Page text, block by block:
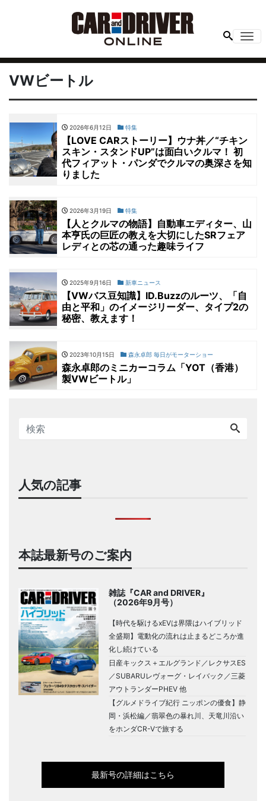
VWビートル
2026年6月12日 特集
【LOVE CARストーリー】ウナ丼／“チキン
スキン・スタンドUP”は面白いクルマ！ 初
代フィアット・パンダでクルマの奥深さを知
りました
2026年3月19日 特集
【人とクルマの物語】自動車エディター、山
本亨氏の巨匠の教えを大切にしたSRフェア
レディとの芯の通った趣味ライフ
2025年9月16日 新車ニュース
【VWバス豆知識】ID.Buzzのルーツ、「自
由と平和」のイメージリーダー、タイプ2の
秘密、教えます！
2023年10月15日 森永卓郎 毎日がモーターショー
森永卓郎のミニカーコラム「YOT（香港）
製VWビートル」
人気の記事
本誌最新号のご案内
雑誌『CAR and DRIVER』
（2026年9月号）
【時代を駆けるxEVは界隈はハイブリッド
全盛期】電動化の流れは止まるどころか進
化し続けている
日産キックス＋エルグランド／レクサスES
／SUBARUレヴォーグ・レイバック／三菱
アウトランダーPHEV 他
【グルメドライブ紀行 ニッポンの優食】静
岡・浜松編／翡翠色の暴れ川、天竜川沿い
をホンダCR-Vで旅する
最新号の詳細はこちら